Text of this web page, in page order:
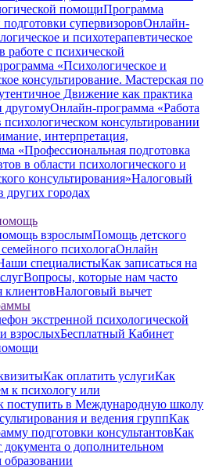
помощиПрограмма
супервизоровОнлайн-
и психотерапевтическое
работе с психической
«Психологическое и
консультирование. Мастерская по
Движение как практика
другомуОнлайн-программа «Работа
консультировании
интерпретация,
«Профессиональная подготовка
в области психологического и
консультирования»Налоговый
городах
взрослымПомощь детского
психологаОнлайн
специалистыКак записаться на
Вопросы, которые нам часто
клиентовНалоговый вычет
экстренной психологической
взрослыхБесплатный Кабинет
Как оплатить услугиКак
к психологу или
поступить в Международную школу
и ведения группКак
подготовки консультантовКак
документа о дополнительном